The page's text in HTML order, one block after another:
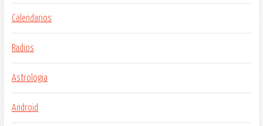
Calendarios
Radios
Astrologia
Android